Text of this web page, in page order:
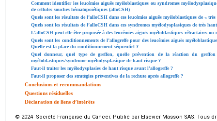
Comment identifier les leucémies aiguës myéloblastiques ou syndromes
de cellules souches hématopoïétiques (alloCSH)
Quels sont les résultats de l’alloCSH dans ces leucémies aiguës myéloblastiques de «
Quels sont les résultats de l’alloCSH dans ces syndromes myélodysplasiques de très
L’alloCSH peut-elle être proposée à des leucémies aiguës myéloblastiques réfractaires ou
Quels sont les conditionnements de l’allogreffe pour des leucémies aiguës
Quelle est la place du conditionnement séquentiel ?
Quel donneur, quel type de greffon, quelle prévention de la réaction du greffon
myéloblastiques/syndrome myélodysplasique de haut risque ?
Faut-il traiter les myélodysplasies de haut risque avant l’allogreffe ?
Faut-il proposer des stratégies préventives de la rechute après allogreffe ?
Conclusions et recommandations
Questions résiduelles
Déclaration de liens d’intérêts
© 2024 Société Française du Cancer. Publié par Elsevier Masson SAS. Tous